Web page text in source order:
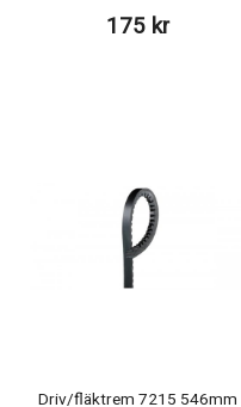
175 kr
Driv/fläktrem 7215 546mm